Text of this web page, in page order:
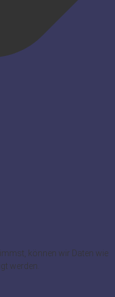
können wir Daten wie
werden.